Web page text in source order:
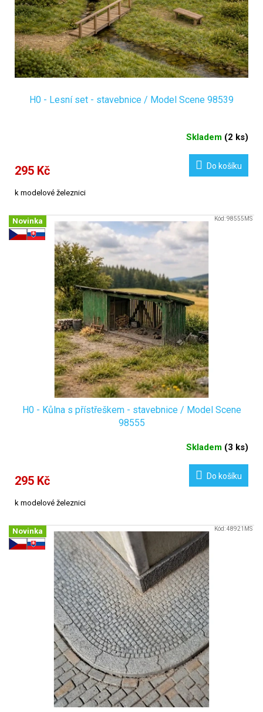
H0 - Lesní set - stavebnice / Model Scene 98539
Skladem (2 ks)
295 Kč Do košíku
k modelové železnici
Novinka
H0 - Kůlna s přístřeškem - stavebnice / Model Scene
98555
Skladem (3 ks)
295 Kč Do košíku
k modelové železnici
Kód:98555MS
Novinka Kód:48921MS